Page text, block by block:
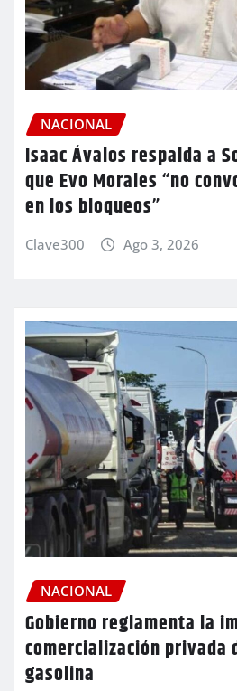
NACIONAL
Isaac Ávalos respalda a
que Evo Morales “no
en los bloqueos”
Clave300 Ago 3, 2026
NACIONAL
Gobierno reglamenta la
comercialización privada
gasolina